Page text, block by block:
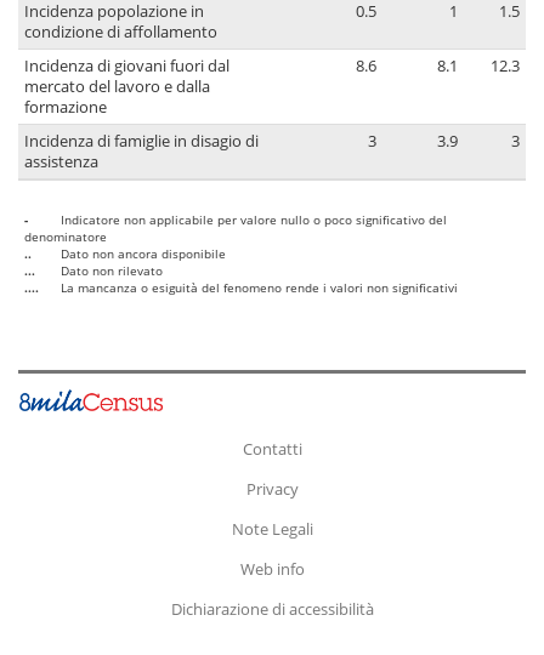
Incidenza popolazione in
condizione di affollamento
0.5 1 1.5
Incidenza di giovani fuori dal
mercato del lavoro e dalla
formazione
8.6 8.1 12.3
Incidenza di famiglie in disagio di
assistenza
3 3.9 3
-
Indicatore non applicabile per valore nullo o poco significativo del
denominatore
..
Dato non ancora disponibile
...
Dato non rilevato
....
La mancanza o esiguità del fenomeno rende i valori non significativi
Contatti
Privacy
Note Legali
Web info
Dichiarazione di accessibilità